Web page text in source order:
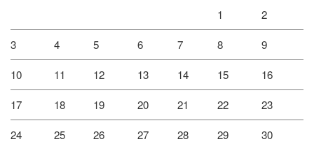
1 2
3 4 5 6 7 8 9
10 11 12 13 14 15 16
17 18 19 20 21 22 23
24 25 26 27 28 29 30